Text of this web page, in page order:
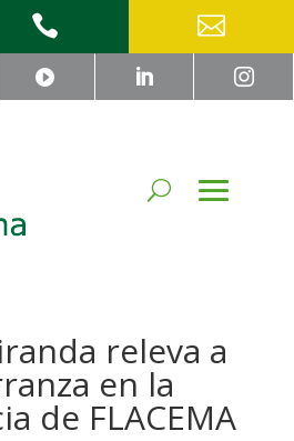
 
  
releva a
en la
de FLACEMA